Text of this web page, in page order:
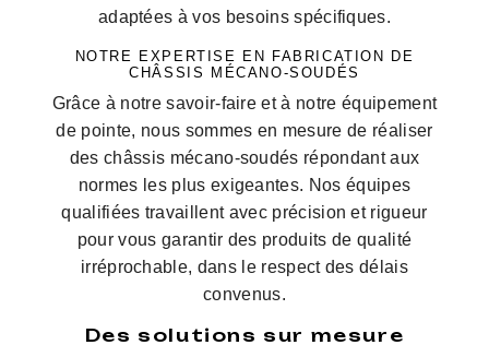
adaptées à vos besoins spécifiques.
NOTRE EXPERTISE EN FABRICATION DE
CHÂSSIS MÉCANO-SOUDÉS
Grâce à notre savoir-faire et à notre équipement
de pointe, nous sommes en mesure de réaliser
des châssis mécano-soudés répondant aux
normes les plus exigeantes. Nos équipes
qualifiées travaillent avec précision et rigueur
pour vous garantir des produits de qualité
irréprochable, dans le respect des délais
convenus.
Des solutions sur mesure